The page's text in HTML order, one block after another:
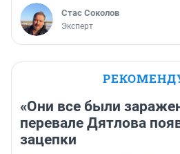
Стас Соколов
Эксперт
«Они все были
перевале Дятлова
зацепки